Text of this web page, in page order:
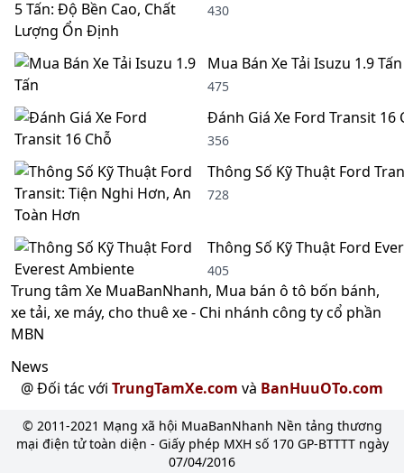
430
Mua Bán Xe Tải Isuzu 1.9 Tấn
475
Đánh Giá Xe Ford Transit 16
356
Thông Số Kỹ Thuật Ford
728
Thông Số Kỹ Thuật Ford
405
Trung tâm Xe MuaBanNhanh, Mua bán ô tô bốn bánh,
xe tải, xe máy, cho thuê xe - Chi nhánh công ty cổ phần
MBN
News
@ Đối tác với TrungTamXe.com và BanHuuOTo.com
© 2011-2021 Mạng xã hội MuaBanNhanh Nền tảng thương
mại điện tử toàn diện - Giấy phép MXH số 170 GP-BTTTT ngày
07/04/2016